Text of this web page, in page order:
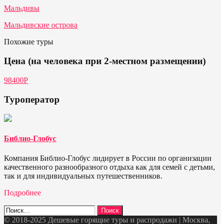
Мальдивы
Мальдивские острова
Похожие туры
Цена (на человека при 2-местном размещении)
98400Р
Туроператор
Библио-Глобус
Компания Библио-Глобус лидирует в России по организации
качественного разнообразного отдыха как для семей с детьми,
так и для индивидуальных путешественников.
Подробнее
Найти:
© 2018-2025 Дешевые горящие туры и распродажи | Москва,